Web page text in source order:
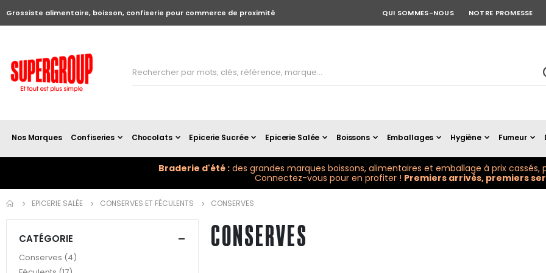
Grossiste alimentaire, boisson, confiserie pour commerce de proximité QUI SOMMES-NOUS NOTRE PROMESSE
Nos Marques Confiseries Chocolats Epicerie Sucrée Epicerie Salée Boissons Emballages Hygiène Fumeur
Braderie d'été : des grandes marques boissons, alimentaires et emballage à prix cassés,
Connectez-vous pour en profiter ! Premiers arrivés, premiers
EPICERIE SALÉE CONSERVES ET FÉCULENTS CONSERVES
CONSERVES
CATÉGORIE
Conserves 4
articles